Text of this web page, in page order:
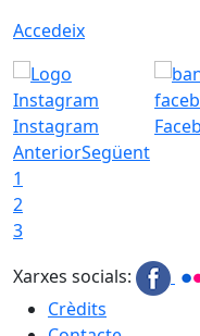
Accedeix
Instagram
AnteriorSegüent
1
2
3
Xarxes socials:
Crèdits